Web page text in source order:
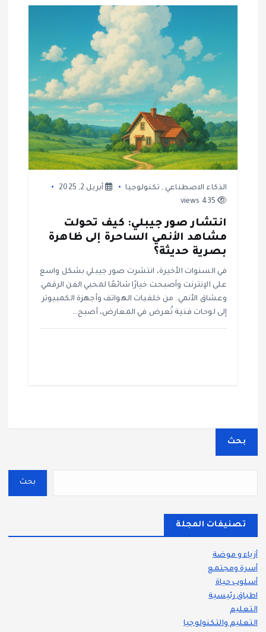
الذكاء الاصطناعي , تكنولوجيا
أبريل 2, 2025
435 views
انتشار صور جيبلي: كيف تحولت
مشاهد الأنمي الساحرة إلى ظاهرة
بصرية حديثة؟
في السنوات الأخيرة، انتشرت صور جيبلي بشكل واسع
على الإنترنت وأصبحت خيارًا شائعًا لمحبي الفن الرقمي
وعشاق الأنمي. من خلفيات الهواتف وأجهزة الكمبيوتر
إلى لوحات فنية تُعرض في المعارض، أصبح…
بحث
بحث
تصنيفات المجلة
أزياء و موضة
أسرة ومجتمع
أسلوب حياة
اطباق رئيسية
التعليم
التعليم والتكنولوجيا